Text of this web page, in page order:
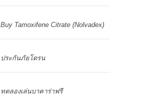
Buy Tamoxifene Citrate (Nolvadex)
ประกันภัยโดรน
ทดลองเล่นบาคาร่าฟรี